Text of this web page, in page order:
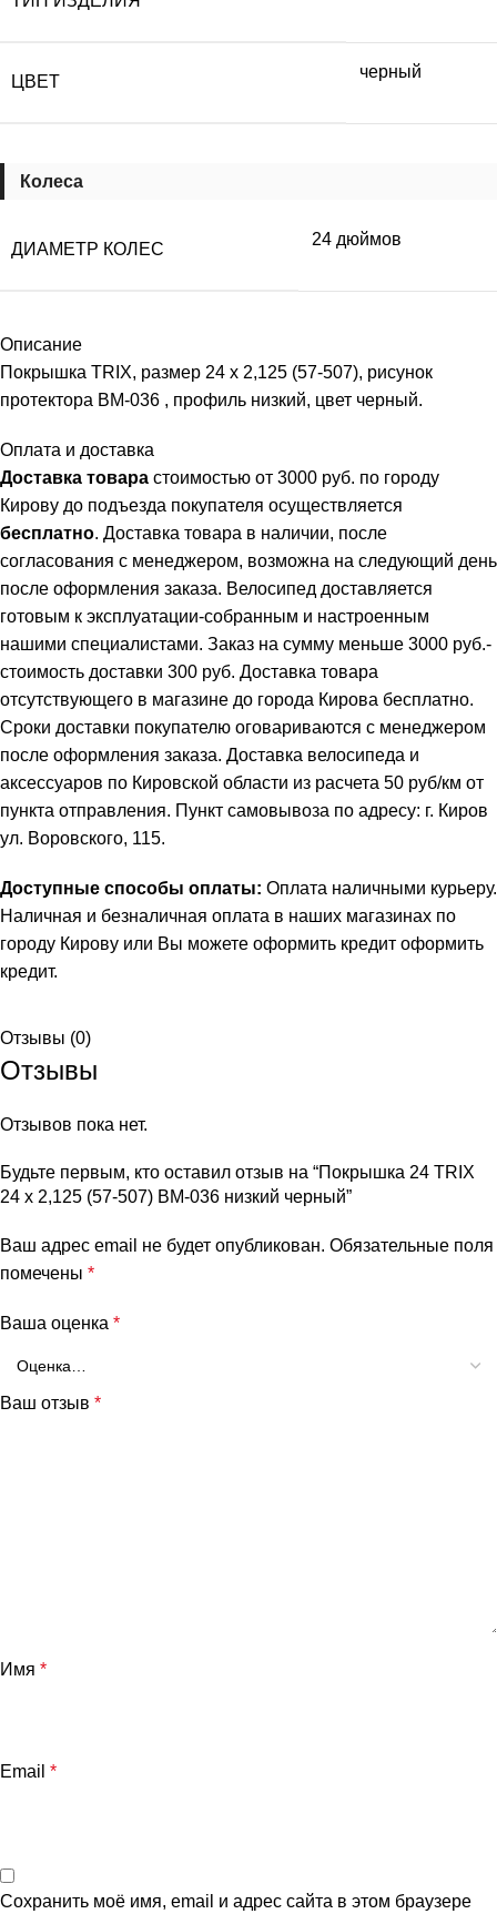
ЦВЕТ
черный
Колеса
ДИАМЕТР КОЛЕС
24 дюймов
Описание
Покрышка TRIX, размер 24 x 2,125 (57-507), рисунок
протектора BM-036 , профиль низкий, цвет черный.
Оплата и доставка
Доставка товара стоимостью от 3000 руб. по городу
Кирову до подъезда покупателя осуществляется
бесплатно. Доставка товара в наличии, после
согласования с менеджером, возможна на следующий день
после оформления заказа. Велосипед доставляется
готовым к эксплуатации-собранным и настроенным
нашими специалистами. Заказ на сумму меньше 3000 руб.-
стоимость доставки 300 руб. Доставка товара
отсутствующего в магазине до города Кирова бесплатно.
Сроки доставки покупателю оговариваются с менеджером
после оформления заказа. Доставка велосипеда и
аксессуаров по Кировской области из расчета 50 руб/км от
пункта отправления. Пункт самовывоза по адресу: г. Киров
ул. Воровского, 115.
Доступные способы оплаты: Оплата наличными курьеру.
Наличная и безналичная оплата в наших магазинах по
городу Кирову или Вы можете оформить кредит оформить
кредит.
Отзывы (0)
Отзывы
Отзывов пока нет.
Будьте первым, кто оставил отзыв на “Покрышка 24 TRIX
24 x 2,125 (57-507) BM-036 низкий черный”
Ваш адрес email не будет опубликован. Обязательные поля
помечены *
Ваша оценка *
Ваш отзыв *
Имя *
Email *
Сохранить моё имя, email и адрес сайта в этом браузере